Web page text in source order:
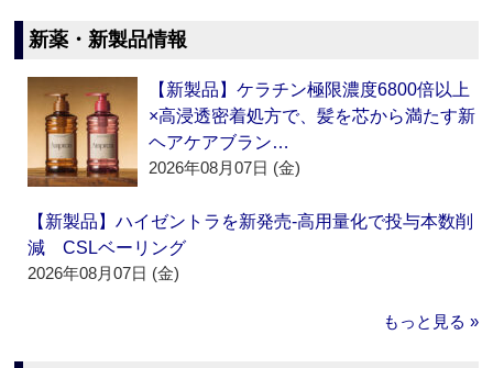
新薬・新製品情報
【新製品】ケラチン極限濃度6800倍以上
×高浸透密着処方で、髪を芯から満たす新
ヘアケアブラン…
2026年08月07日 (金)
【新製品】ハイゼントラを新発売‐高用量化で投与本数削
減 CSLベーリング
2026年08月07日 (金)
もっと見る »